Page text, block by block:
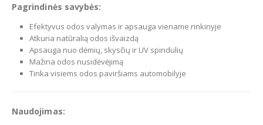
Pagrindinės savybės:
Efektyvus odos valymas ir apsauga viename rinkinyje
Atkuria natūralią odos išvaizdą
Apsauga nuo dėmių, skysčių ir UV spindulių
Mažina odos nusidėvėjimą
Tinka visiems odos paviršiams automobilyje
Naudojimas: